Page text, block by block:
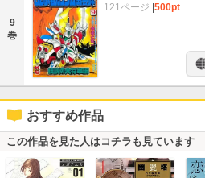
9
巻
121ページ 500pt
おすすめ作品
この作品を見た人はコチラも見ています